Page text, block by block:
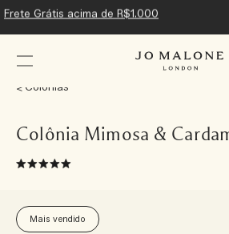
Frete Grátis acima de R$1.000
Colônias
Colônia Mimosa &
Mais vendido